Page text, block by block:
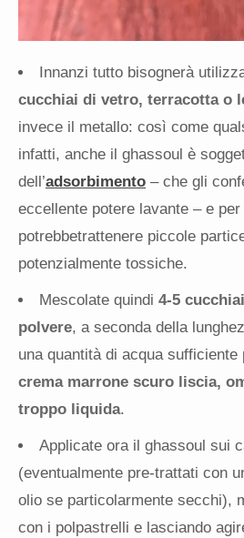
Innanzi tutto bisognerà
cucchiai di vetro, terracotta o
invece il metallo: così come
infatti, anche il ghassoul è
dell’adsorbimento – che gli
eccellente potere lavante – e
potrebbetrattenere piccole
potenzialmente tossiche.
Mescolate quindi 4-5
polvere, a seconda della
una quantità di acqua sufficiente
crema marrone scuro liscia,
troppo liquida.
Applicate ora il ghassoul sui
(eventualmente pre-trattati con
olio se particolarmente secchi),
con i polpastrelli e lasciando